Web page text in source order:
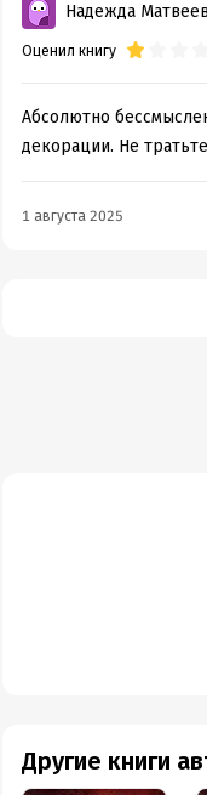
Надежда
Оценил книгу
Абсолютно
декорации. Не
1 августа 2025
Другие книги